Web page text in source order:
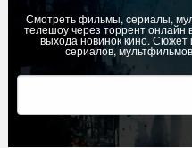
Смотреть фильмы, сериалы,
телешоу через торрент онлайн
выхода новинок кино.
сериалов,